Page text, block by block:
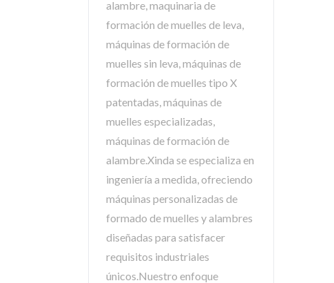
alambre, maquinaria de
formación de muelles de leva,
máquinas de formación de
muelles sin leva, máquinas de
formación de muelles tipo X
patentadas, máquinas de
muelles especializadas,
máquinas de formación de
alambre.Xinda se especializa en
ingeniería a medida, ofreciendo
máquinas personalizadas de
formado de muelles y alambres
diseñadas para satisfacer
requisitos industriales
únicos.Nuestro enfoque